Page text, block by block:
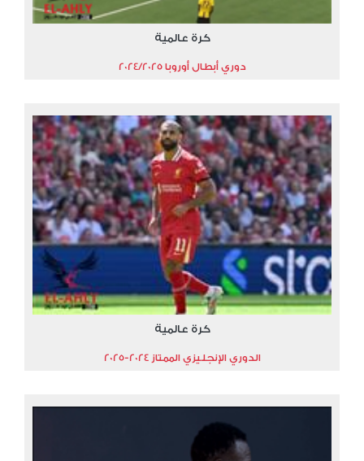
كرة عالمية
دوري أبطال أوروبا 2024/2025
كرة عالمية
الدوري الإنجليزي الممتاز 2024-2025